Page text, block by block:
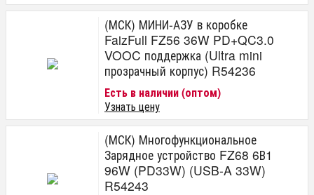
(МСК) МИНИ-АЗУ в коробке
FaizFull FZ56 36W PD+QC3.0
VOOC поддержка (Ultra mini
прозрачный корпус) R54236
Есть в наличии (оптом)
Узнать цену
(МСК) Многофункциональное
Зарядное устройство FZ68 6В1
96W (PD33W) (USB-A 33W)
R54243